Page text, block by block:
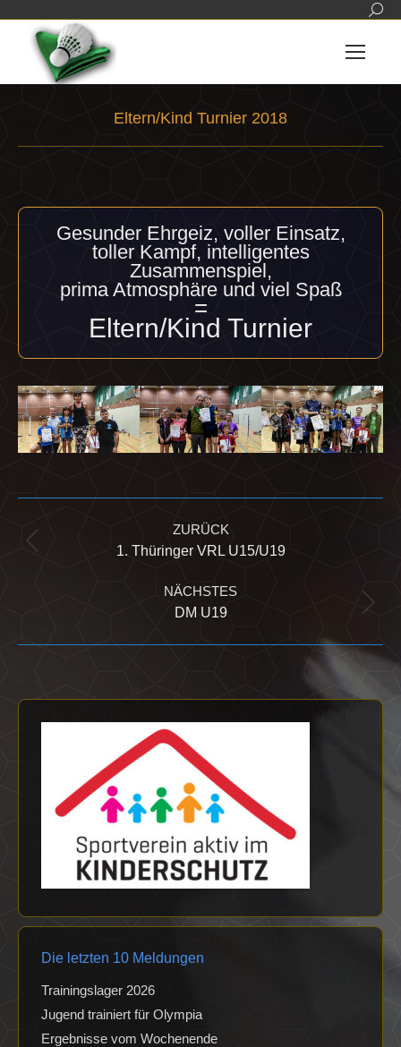
Eltern/Kind Turnier 2018
Gesunder Ehrgeiz, voller Einsatz,
toller Kampf, intelligentes
Zusammenspiel,
prima Atmosphäre und viel Spaß
=
Eltern/Kind Turnier
ZURÜCK
Vorheriger
1. Thüringer VRL U15/U19
NÄCHSTES
Nächster
DM U19
Die letzten 10 Meldungen
Trainingslager 2026
Jugend trainiert für Olympia
Ergebnisse vom Wochenende